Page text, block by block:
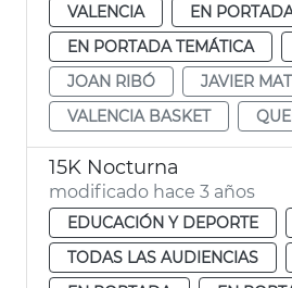
VALENCIA
EN
EN PORTADA TEMÁTICA
JOAN RIBÓ
JAVIER
VALENCIA BASKET
15K Nocturna
modificado hace 3 años
EDUCACIÓN Y DEPORTE
TODAS LAS AUDIENCIAS